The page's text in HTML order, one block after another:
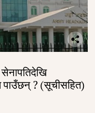
पाउँछन् ? (सूचीसहित)